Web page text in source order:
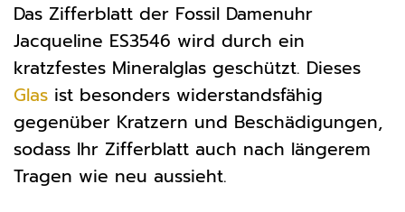
Das Zifferblatt der Fossil Damenuhr
Jacqueline ES3546 wird durch ein
kratzfestes Mineralglas geschützt. Dieses
Glas ist besonders widerstandsfähig
gegenüber Kratzern und Beschädigungen,
sodass Ihr Zifferblatt auch nach längerem
Tragen wie neu aussieht.